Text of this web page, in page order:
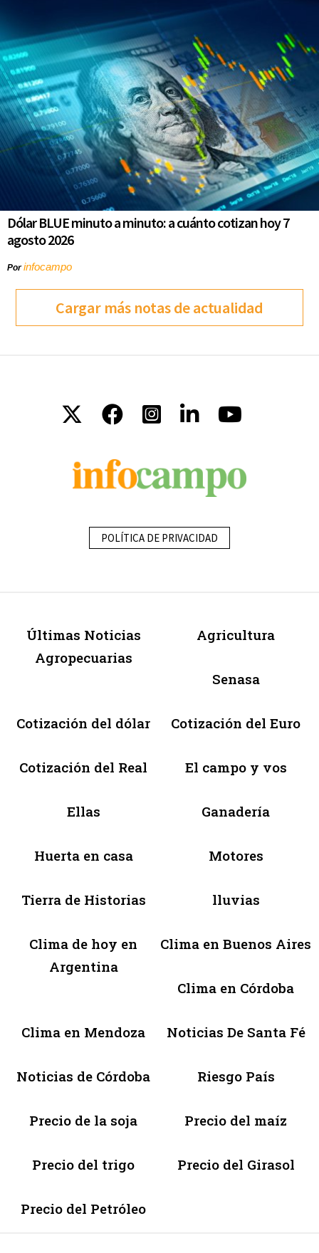
Dólar BLUE minuto a minuto: a cuánto cotizan hoy 7
agosto 2026
Porinfocampo
Cargar más notas de actualidad
POLÍTICA DE PRIVACIDAD
Últimas Noticias
Agropecuarias
Agricultura
Senasa
Cotización del dólar Cotización del Euro
Cotización del Real El campo y vos
Ellas Ganadería
Huerta en casa Motores
Tierra de Historias lluvias
Clima de hoy en
Argentina
Clima en Buenos Aires
Clima en Córdoba
Clima en Mendoza Noticias De Santa Fé
Noticias de Córdoba Riesgo País
Precio de la soja Precio del maíz
Precio del trigo Precio del Girasol
Precio del Petróleo